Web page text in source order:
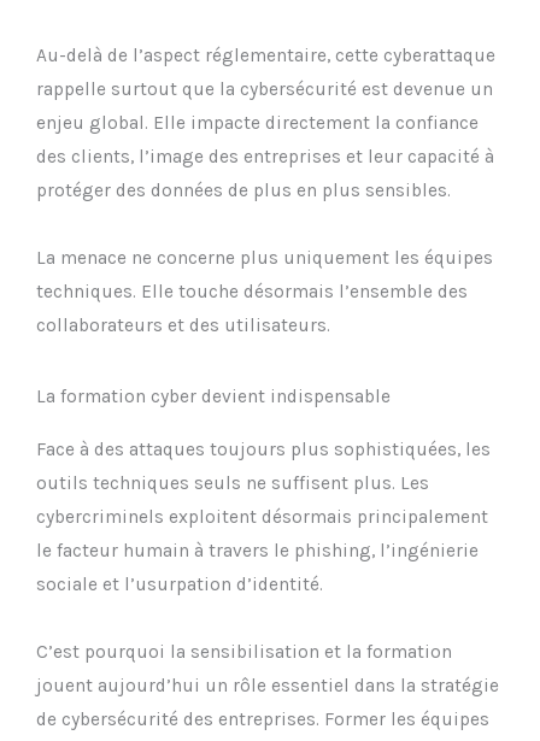
Au-delà de l’aspect réglementaire, cette cyberattaque
rappelle surtout que la cybersécurité est devenue un
enjeu global. Elle impacte directement la confiance
des clients, l’image des entreprises et leur capacité à
protéger des données de plus en plus sensibles.
La menace ne concerne plus uniquement les équipes
techniques. Elle touche désormais l’ensemble des
collaborateurs et des utilisateurs.
La formation cyber devient indispensable
Face à des attaques toujours plus sophistiquées, les
outils techniques seuls ne suffisent plus. Les
cybercriminels exploitent désormais principalement
le facteur humain à travers le phishing, l’ingénierie
sociale et l’usurpation d’identité.
C’est pourquoi la sensibilisation et la formation
jouent aujourd’hui un rôle essentiel dans la stratégie
de cybersécurité des entreprises. Former les équipes